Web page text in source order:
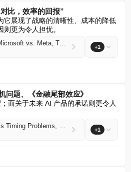
比，效率的回报”
它展现了战略的清晰性、成本的降低
更为令人担忧。
Microsoft Earnings, Microsoft vs. Meta, The Efficiency Payoff +1
问题、《金融尾部效应》
而关于未来 AI 产品的承诺则更令人
Meta Earnings, Meta’s Timing Problems, The Financial Tail +1